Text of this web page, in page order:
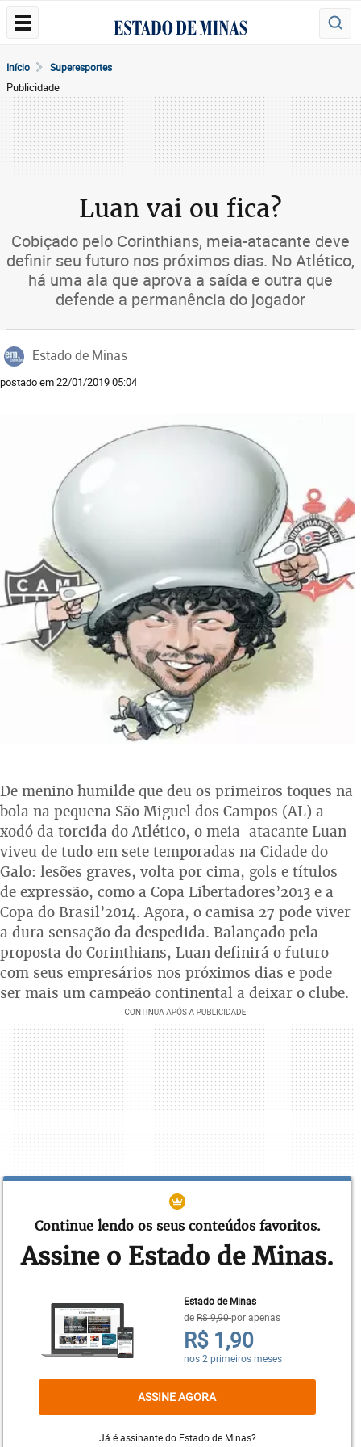
Início Superesportes
Publicidade
Luan vai ou fica?
Cobiçado pelo Corinthians, meia-atacante deve
definir seu futuro nos próximos dias. No Atlético,
há uma ala que aprova a saída e outra que
defende a permanência do jogador
Estado de Minas
postado em 22/01/2019 05:04
De menino humilde que deu os primeiros toques na
bola na pequena São Miguel dos Campos (AL) a
xodó da torcida do Atlético, o meia-atacante Luan
viveu de tudo em sete temporadas na Cidade do
Galo: lesões graves, volta por cima, gols e títulos
de expressão, como a Copa Libertadores’2013 e a
Copa do Brasil’2014. Agora, o camisa 27 pode viver
a dura sensação da despedida. Balançado pela
proposta do Corinthians, Luan definirá o futuro
com seus empresários nos próximos dias e pode
ser mais um campeão continental a deixar o clube.
As duas primeiras ofertas do Timão, feitas ainda
atleticano Sérgio Sette Câmara. A primeira seria o
pagamento de 3 milhões de euros (R$ 13 milhões)
pela compra em definitivo dos direitos econômicos
do atleta de 28 anos. E a segunda envolveria R$ 4
milhões mais 15% dos direitos de um jogador do
time paulista – o nome de Clayson foi apresentado
e agradou à diretoria do Galo, mas o atacante não
aceitou o salário oferecido pelos mineiros.
Continue lendo os seus conteúdos favoritos.
Assine o Estado de Minas.
Estado de Minas
deR$ 9,90por apenas
R$ 1,90
nos 2 primeiros meses
ASSINE AGORA
Já é assinante do Estado de Minas?